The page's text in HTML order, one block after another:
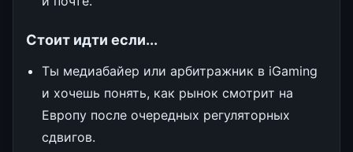
Стоит идти если...
Ты медиабайер или арбитражник в iGaming
и хочешь понять, как рынок смотрит на
Европу после очередных регуляторных
сдвигов.